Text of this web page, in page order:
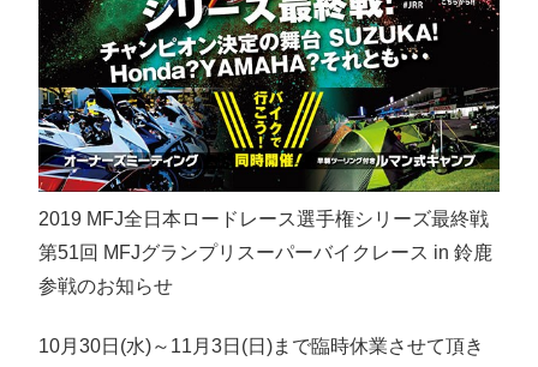
2019 MFJ全日本ロードレース選手権シリーズ最終戦
第51回 MFJグランプリスーパーバイクレース in 鈴鹿
参戦のお知らせ
10月30日(水)～11月3日(日)まで臨時休業させて頂き